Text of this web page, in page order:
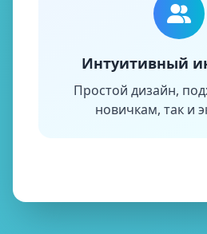
Интуитивный
Простой дизайн,
новичкам, так и